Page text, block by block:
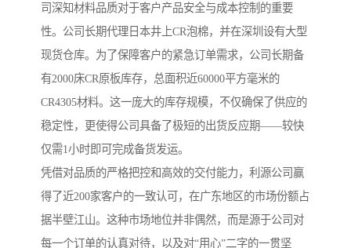
司深知材料品质对于客户产品安全与成本控制的重要
性。公司长期代理日本井上CR泡棉，并在深圳设有大型
现货仓库。为了保障客户的紧急订单需求，公司长期备
有2000床CR原板库存，总面积近60000平方毫米的
CR4305材料。这一庞大的库存规模，不仅确保了供应的
稳定性，更使得公司具备了极短的出货反应期——较快
仅需1小时即可完成备货发运。
凭借对品质的严格把控和高效的交付能力，利源公司赢
得了近200家客户的一致认可，在广东地区的市场份额占
据半壁江山。这种市场地位并非偶然，而是源于公司对
每一个订单的认真对待，以及对“用心”二字的一贯坚